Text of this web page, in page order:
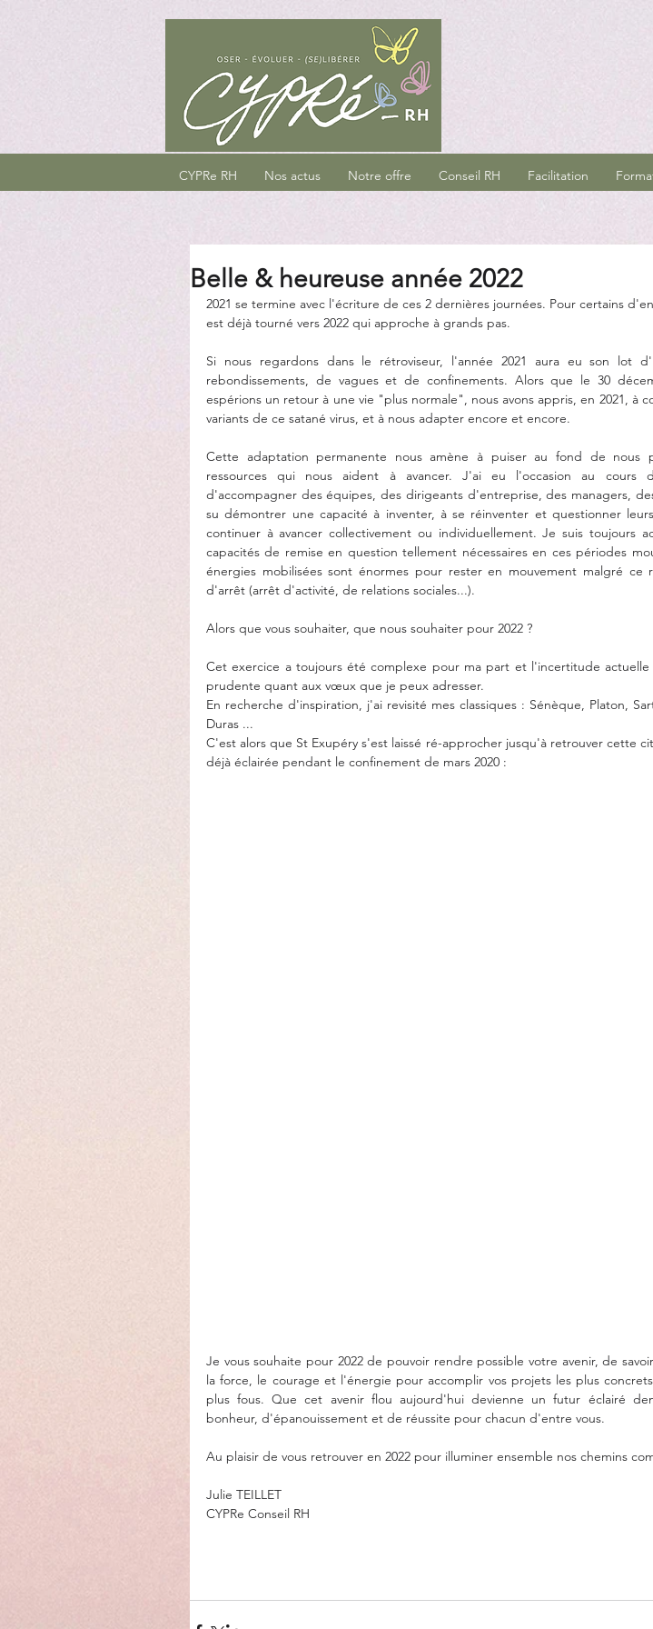
CYPRe RH Nos actus Notre offre Conseil RH Facilitation
Belle & heureuse année 2022
2021 se termine avec l'écriture de ces 2 dernières journées. Pour certains
est déjà tourné vers 2022 qui approche à grands pas.
Si nous regardons dans le rétroviseur, l'année 2021 aura eu son lot
rebondissements, de vagues et de confinements. Alors que le 30
espérions un retour à une vie "plus normale", nous avons appris, en 2021, à
variants de ce satané virus, et à nous adapter encore et encore.
Cette adaptation permanente nous amène à puiser au fond de nous
ressources qui nous aident à avancer. J'ai eu l'occasion au cours
d'accompagner des équipes, des dirigeants d'entreprise, des managers,
su démontrer une capacité à inventer, à se réinventer et questionner
continuer à avancer collectivement ou individuellement. Je suis toujours
capacités de remise en question tellement nécessaires en ces périodes
énergies mobilisées sont énormes pour rester en mouvement malgré ce
d'arrêt (arrêt d'activité, de relations sociales...).
Alors que vous souhaiter, que nous souhaiter pour 2022 ?
Cet exercice a toujours été complexe pour ma part et l'incertitude
prudente quant aux vœux que je peux adresser.
En recherche d'inspiration, j'ai revisité mes classiques : Sénèque, Platon,
Duras ...
C'est alors que St Exupéry s'est laissé ré-approcher jusqu'à retrouver cette
déjà éclairée pendant le confinement de mars 2020 :
Je vous souhaite pour 2022 de pouvoir rendre possible votre avenir, de
la force, le courage et l'énergie pour accomplir vos projets les plus
plus fous. Que cet avenir flou aujourd'hui devienne un futur éclairé
bonheur, d'épanouissement et de réussite pour chacun d'entre vous.
Au plaisir de vous retrouver en 2022 pour illuminer ensemble nos chemins
Julie TEILLET
CYPRe Conseil RH